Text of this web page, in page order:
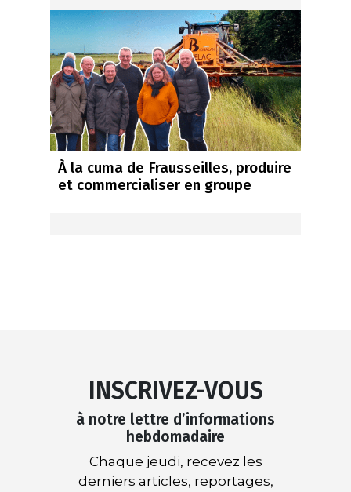
À la cuma de Frausseilles, produire
et commercialiser en groupe
INSCRIVEZ-VOUS
à notre lettre d’informations
hebdomadaire
Chaque jeudi, recevez les
derniers articles, reportages,